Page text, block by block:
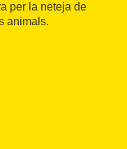
per la neteja de
animals.